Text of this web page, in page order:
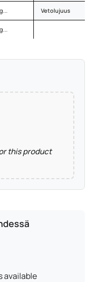
Vetolujuus
this product
available